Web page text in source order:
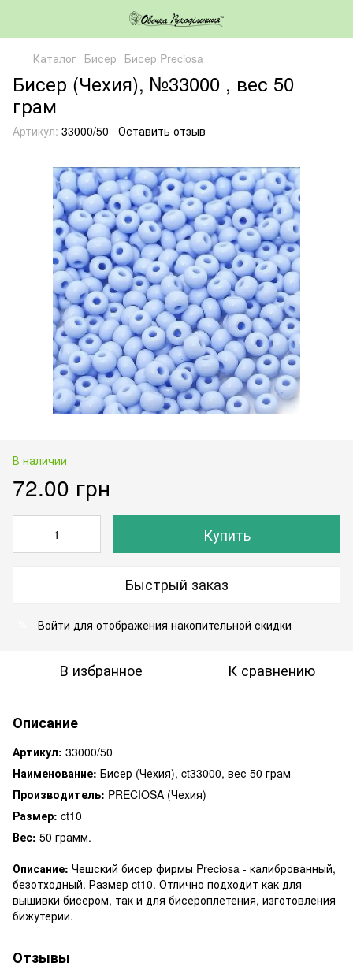
Каталог Бисер Бисер Preciosa
Бисер (Чехия), №33000 , вес 50
грам
Артикул: 33000/50 Оставить отзыв
В наличии
72.00 грн
Купить
Быстрый заказ
Войти для отображения накопительной скидки
В избранное К сравнению
Описание
Артикул: 33000/50
Наименование: Бисер (Чехия), ct33000, вес 50 грам
Производитель: PRECIOSA (Чехия)
Размер: ct10
Вес: 50 грамм.
Описание: Чешский бисер фирмы Preciosa - калиброванный,
безотходный. Размер ct10. Отлично подходит как для
вышивки бисером, так и для бисероплетения, изготовления
бижутерии.
Отзывы